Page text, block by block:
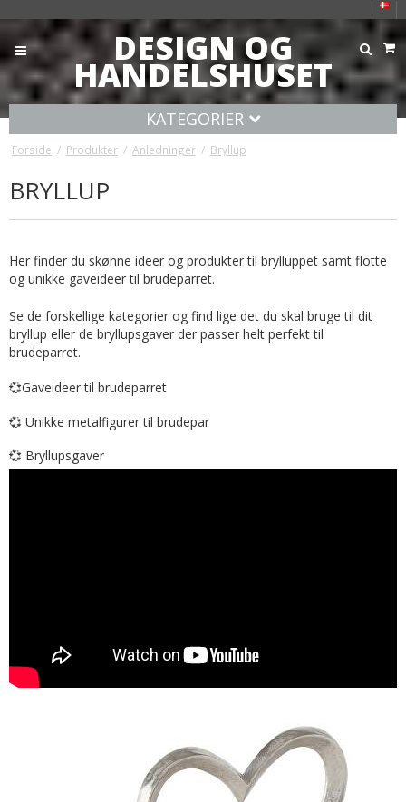
DESIGN OG
HANDELSHUSET
KATEGORIER
Forside / Produkter / Anledninger / Bryllup
BRYLLUP
Her finder du skønne ideer og produkter til brylluppet samt flotte
og unikke gaveideer til brudeparret.
Se de forskellige kategorier og find lige det du skal bruge til dit
bryllup eller de bryllupsgaver der passer helt perfekt til
brudeparret.
💞Gaveideer til brudeparret
💞 Unikke metalfigurer til brudepar
💞 Bryllupsgaver